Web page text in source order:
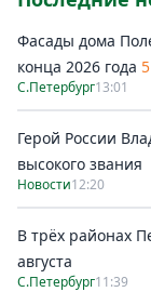
Фасады дома
конца 2026 года
С.Петербург13:01
Герой России
высокого звания
Новости12:20
В трёх районах
августа
С.Петербург11:39